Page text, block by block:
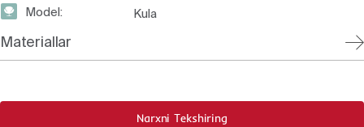
Model:
Kula
Materiallar
Narxni Tekshiring